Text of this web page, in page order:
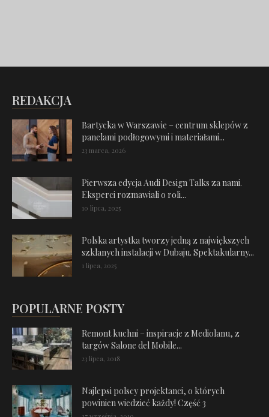
REDAKCJA
Bartycka w Warszawie – centrum sklepów z
panelami podłogowymi i materiałami...
23 marca, 2026
Pierwsza edycja Audi Design Talks za nami.
Eksperci rozmawiali o roli...
10 lipca, 2025
Polska artystka tworzy jedną z największych
szklanych instalacji w Dubaju. Spektakularny...
1 lipca, 2025
POPULARNE POSTY
Remont kuchni – inspiracje z Mediolanu, z
targów Salone del Mobile...
23 lipca, 2018
Najlepsi polscy projektanci, o których
powinien wiedzieć każdy! Część 3